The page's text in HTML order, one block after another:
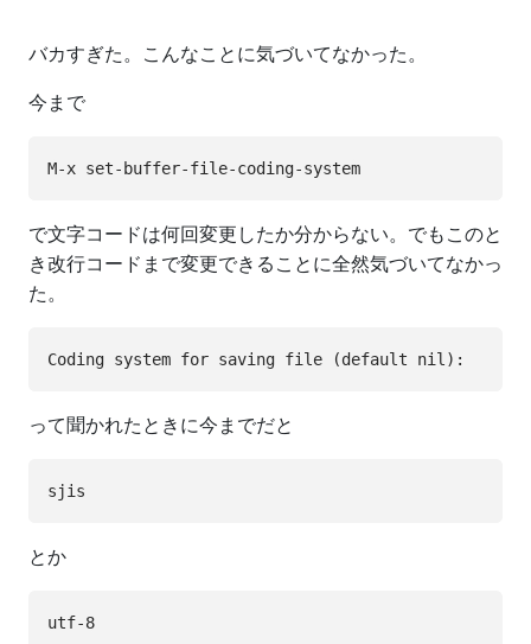
バカすぎた。こんなことに気づいてなかった。
今まで
で文字コードは何回変更したか分からない。でもこのと
き改行コードまで変更できることに全然気づいてなかっ
た。
って聞かれたときに今までだと
とか